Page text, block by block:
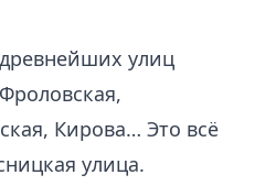
улиц
Кирова… Это всё
улица.